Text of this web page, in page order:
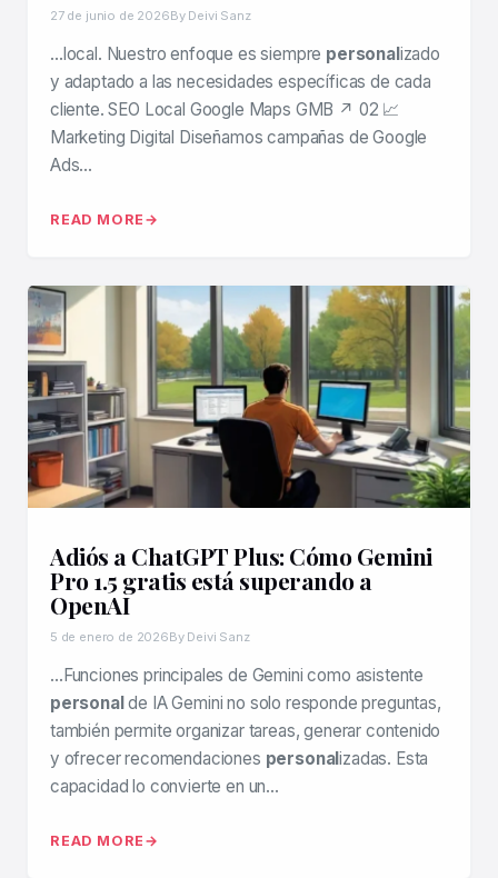
27 de junio de 2026By Deivi Sanz
…local. Nuestro enfoque es siempre personalizado
y adaptado a las necesidades específicas de cada
cliente. SEO Local Google Maps GMB ↗ 02 📈
Marketing Digital Diseñamos campañas de Google
Ads…
READ MORE
Adiós a ChatGPT Plus: Cómo Gemini
Pro 1.5 gratis está superando a
OpenAI
5 de enero de 2026By Deivi Sanz
…Funciones principales de Gemini como asistente
personalde IA Gemini no solo responde preguntas,
también permite organizar tareas, generar contenido
y ofrecer recomendaciones personalizadas. Esta
capacidad lo convierte en un…
READ MORE